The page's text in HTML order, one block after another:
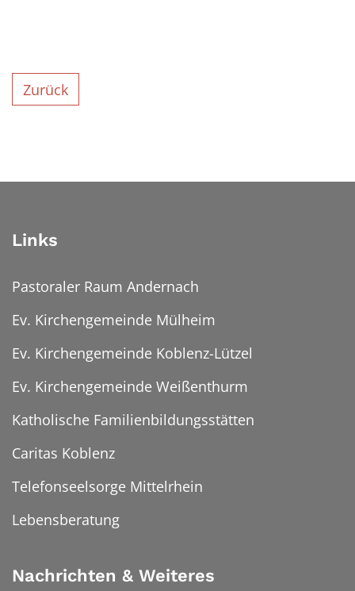
Zurück
Links
Pastoraler Raum Andernach
Ev. Kirchengemeinde Mülheim
Ev. Kirchengemeinde Koblenz-Lützel
Ev. Kirchengemeinde Weißenthurm
Katholische Familienbildungsstätten
Caritas Koblenz
Telefonseelsorge Mittelrhein
Lebensberatung
Nachrichten & Weiteres